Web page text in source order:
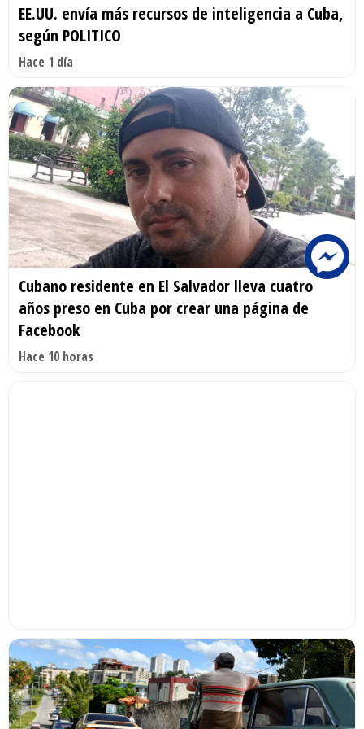
EE.UU. envía más recursos de inteligencia a Cuba,
según POLITICO
Hace 1 día
Cubano residente en El Salvador lleva cuatro
años preso en Cuba por crear una página de
Facebook
Hace 10 horas